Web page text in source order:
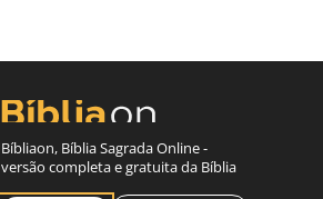
Bíbliaon, Bíblia Sagrada Online -
versão completa e gratuita da Bíblia